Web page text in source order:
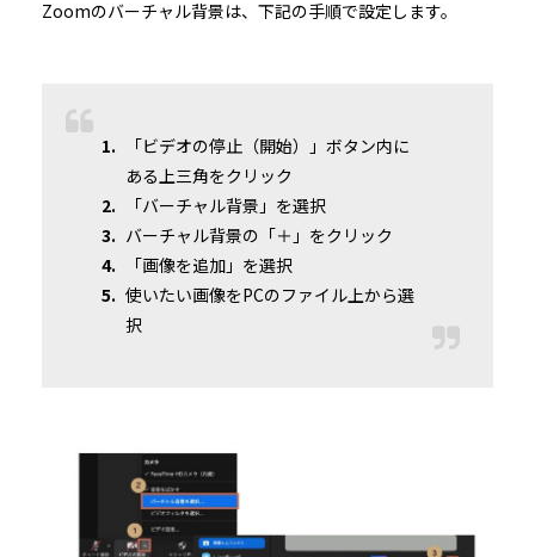
Zoomのバーチャル背景は、下記の手順で設定します。
「ビデオの停止（開始）」ボタン内に
ある上三角をクリック
「バーチャル背景」を選択
バーチャル背景の「＋」をクリック
「画像を追加」を選択
使いたい画像をPCのファイル上から選
択